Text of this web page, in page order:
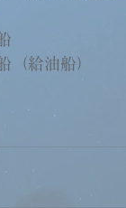
（給油船）